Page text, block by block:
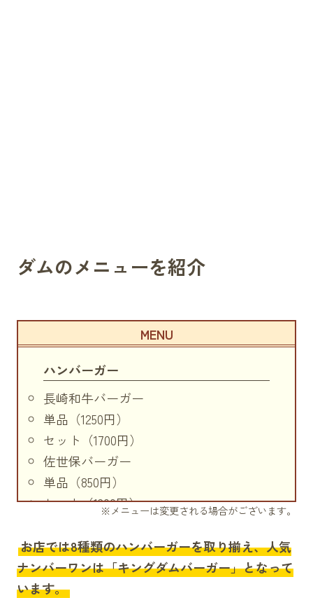
ダムのメニューを紹介
ハンバーガー
長崎和牛バーガー
単品（1250円）
セット（1700円）
佐世保バーガー
単品（850円）
セット（1300円）
単品（800円）
セット（1250円）
テリヤキクリームチーズバーガー
※メニューは変更される場合がございます。
お店では8種類のハンバーガーを取り揃え、人気
ナンバーワンは「キングダムバーガー」となって
います。